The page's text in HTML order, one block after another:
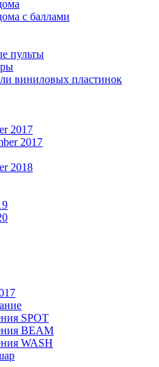
с баллами
пульты
виниловых пластинок
2017
2017
2018
SPOT
BEAM
WASH